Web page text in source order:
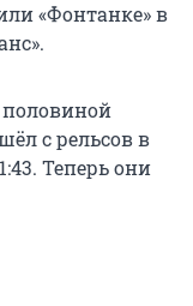
«Фонтанке» в
половиной
с рельсов в
Теперь они